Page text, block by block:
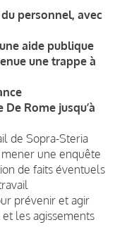
personnel, avec
aide publique
une trappe à
Rome jusqu’à
de Sopra-Steria
une enquête
de faits éventuels
prévenir et agir
les agissements